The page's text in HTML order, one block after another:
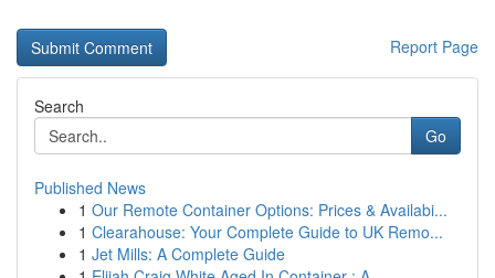
Report Page
Search
Go
Published News
1 Our Remote Container Options: Prices & Availabi...
1 Clearahouse: Your Complete Guide to UK Remo...
1 Jet Mills: A Complete Guide